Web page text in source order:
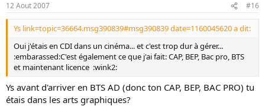
12 Aout 2007 #16
Ys link=topic=36664.msg390839#msg390839 date=1160045620 a dit:
Oui j'étais en CDI dans un cinéma... et c'est trop dur à gérer...
:embarassed:C'est également ce que j'ai fait: CAP, BEP, Bac pro, BTS
et maintenant licence :wink2:
Ys avant d'arriver en BTS AD (donc ton CAP, BEP, BAC PRO) tu
étais dans les arts graphiques?